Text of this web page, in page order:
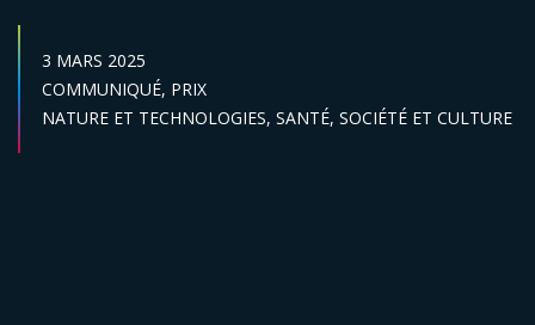
DATE DE PUBLICATION :
3 MARS 2025
Catégories :
COMMUNIQUÉ, PRIX
Secteur :
NATURE ET TECHNOLOGIES, SANTÉ, SOCIÉTÉ ET CULTURE